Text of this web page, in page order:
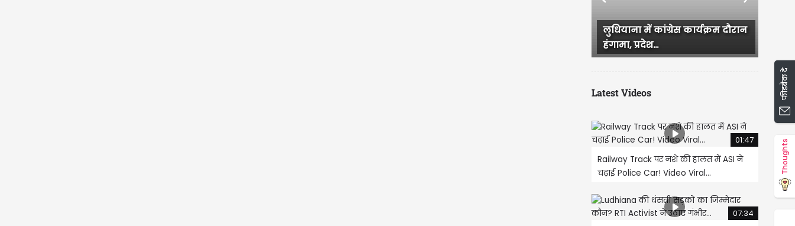
लुधियाना में कांग्रेस कार्यक्रम दौरान
हंगामा, प्रदेश...
Previous Next
Latest Videos
01:47
Railway Track पर नशे की हालत में ASI ने
चढ़ाई Police Car! Video Viral...
07:34
फीडबैक दें
Thoughts